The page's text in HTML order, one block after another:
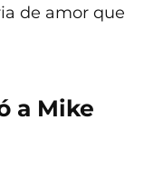
a Mike